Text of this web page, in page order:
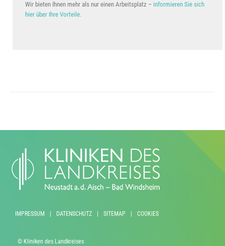
Wir bieten Ihnen mehr als nur einen Arbeitsplatz – informieren Sie sich
hier über Ihre Vorteile.
IMPRESSUM DATENSCHUTZ SITEMAP COOKIES
© Kliniken des Landkreises